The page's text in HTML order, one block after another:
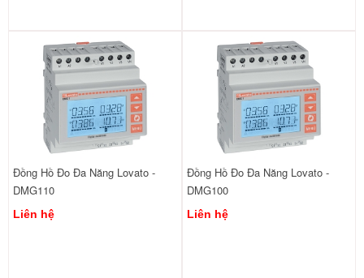
Đồng Hồ Đo Đa Năng Lovato -
DMG110
Liên hệ
Đồng Hồ Đo Đa Năng Lovato -
DMG100
Liên hệ